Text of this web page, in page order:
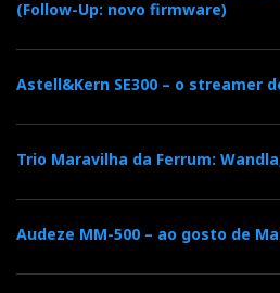
Categorias:colunas|full range
a
e
P
n
(Follow-Up: novo firmware)
Astell&Kern SE300 – o streamer
Trio Maravilha da Ferrum:
Audeze MM-500 – ao gosto de